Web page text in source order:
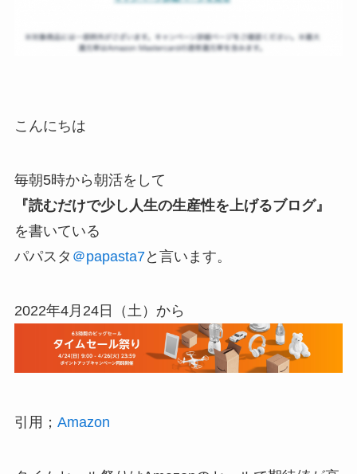
こんにちは
毎朝5時から朝活をして
『読むだけで少し人生の生産性を上げるブログ』
を書いている
パパスタ ＠papasta7と言います。
2022年4月24日（土）から
引用； Amazon